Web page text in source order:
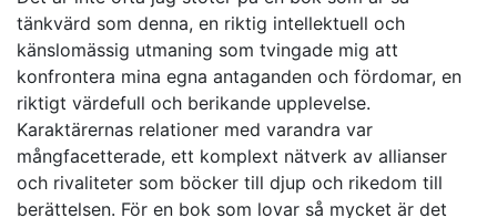
tänkvärd som denna, en riktig intellektuell och
känslomässig utmaning som tvingade mig att
konfrontera mina egna antaganden och fördomar, en
riktigt värdefull och berikande upplevelse.
Karaktärernas relationer med varandra var
mångfacetterade, ett komplext nätverk av allianser
och rivaliteter som böcker till djup och rikedom till
berättelsen. För en bok som lovar så mycket är det